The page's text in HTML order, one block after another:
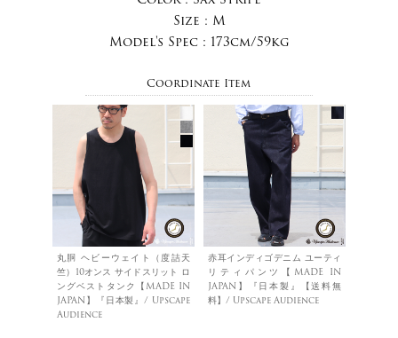
Size : M
Model's Spec : 173cm/59kg
Coordinate Item
丸胴 ヘビーウェイト（度詰天
竺）10オンス サイドスリット ロ
ングベストタンク【MADE IN
JAPAN】『日本製』/ Upscape
Audience
赤耳インディゴデニム ユーティ
リティパンツ【MADE IN
JAPAN】『日本製』【送料無
料】/ Upscape Audience